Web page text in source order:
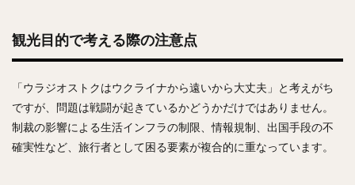
観光目的で考える際の注意点
「ウラジオストクはウクライナから遠いから大丈夫」と考えがち
ですが、問題は戦闘が起きているかどうかだけではありません。
制裁の影響による生活インフラの制限、情報規制、出国手段の不
確実性など、旅行者として困る要素が複合的に重なっています。